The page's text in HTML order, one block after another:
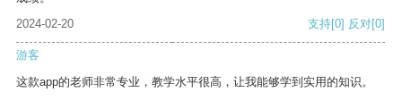
2024-02-20
支持[0] 反对[0]
游客
这款app的老师非常专业，教学水平很高，让我能够学到实用的知识。